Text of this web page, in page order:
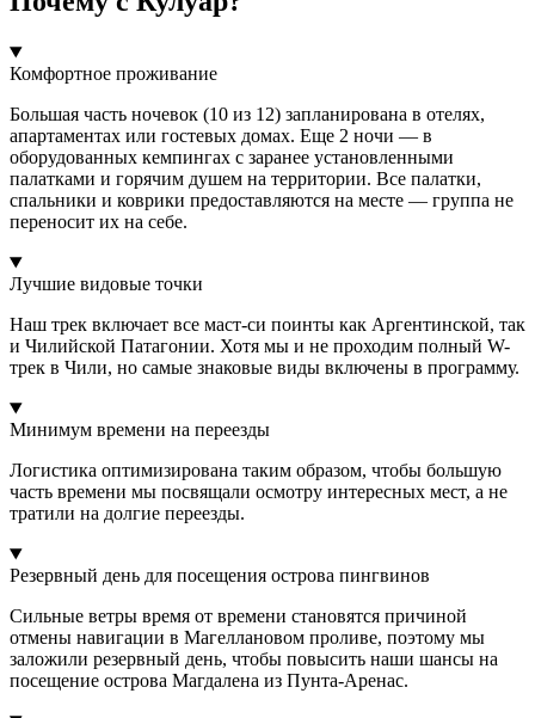
Комфортное проживание
Большая часть ночевок (10 из 12) запланирована в отелях,
апартаментах или гостевых домах. Еще 2 ночи — в
оборудованных кемпингах с заранее установленными
палатками и горячим душем на территории. Все палатки,
спальники и коврики предоставляются на месте — группа не
переносит их на себе.
Лучшие видовые точки
Наш трек включает все маст-си поинты как Аргентинской, так
и Чилийской Патагонии. Хотя мы и не проходим полный W-
трек в Чили, но самые знаковые виды включены в программу.
Минимум времени на переезды
Логистика оптимизирована таким образом, чтобы большую
часть времени мы посвящали осмотру интересных мест, а не
тратили на долгие переезды.
Резервный день для посещения острова пингвинов
Сильные ветры время от времени становятся причиной
отмены навигации в Магеллановом проливе, поэтому мы
заложили резервный день, чтобы повысить наши шансы на
посещение острова Магдалена из Пунта-Аренас.